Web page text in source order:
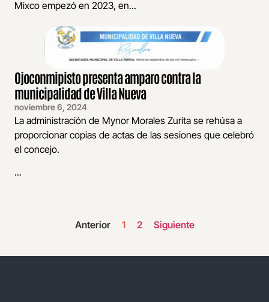
Mixco empezó en 2023, en...
Ojoconmipisto presenta amparo contra la
municipalidad de Villa Nueva
noviembre 6, 2024
La administración de Mynor Morales Zurita se rehúsa a
proporcionar copias de actas de las sesiones que celebró
el concejo.
...
Anterior 1 2 Siguiente